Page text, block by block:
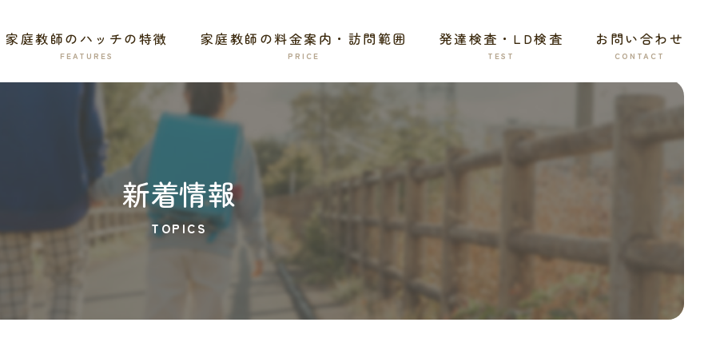
家庭教師のハッチの特徴 家庭教師の料金案内・訪問範囲 発達検査・LD検査 お問い合わせ
新着情報
TOPICS